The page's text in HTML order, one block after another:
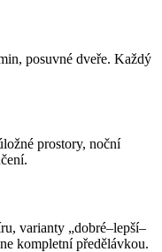
posuvné dveře. Každý
prostory, noční
varianty „dobré–lepší–
kompletní předělávkou.